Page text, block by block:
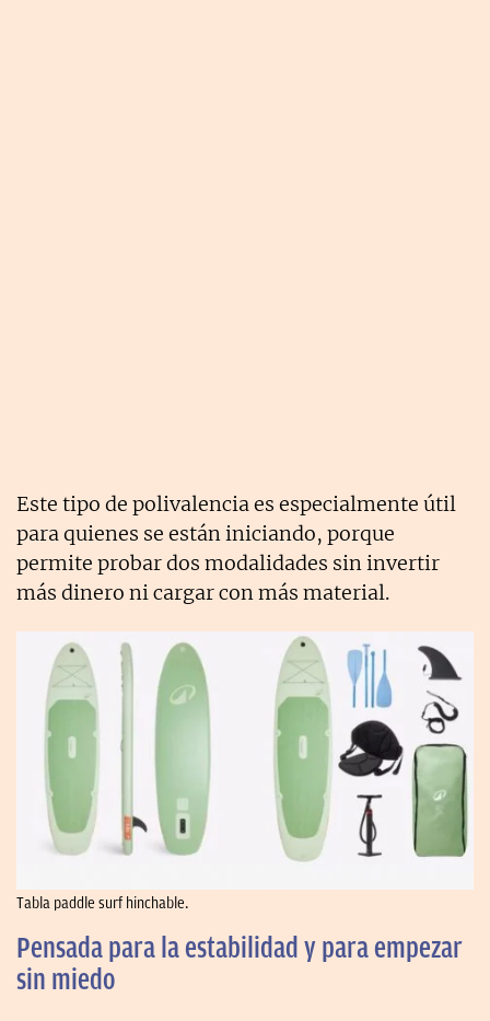
Este tipo de polivalencia es especialmente útil
para quienes se están iniciando, porque
permite probar dos modalidades sin invertir
más dinero ni cargar con más material.
Tabla paddle surf hinchable.
Pensada para la estabilidad y para empezar
sin miedo